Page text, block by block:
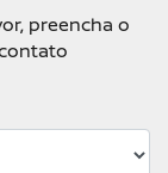
preencha o